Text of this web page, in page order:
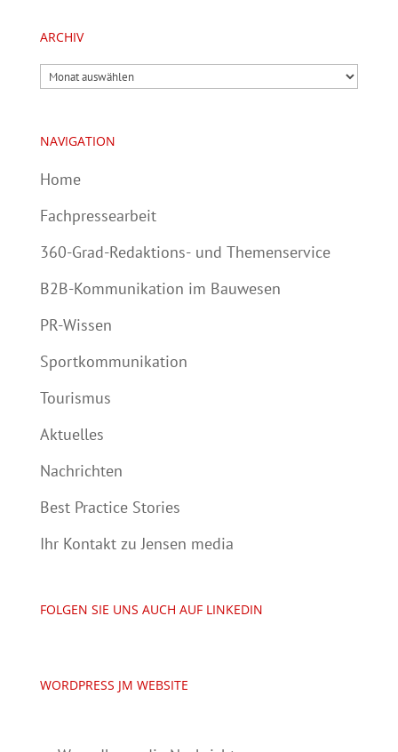
ARCHIV
Archiv
NAVIGATION
Home
Fachpressearbeit
360-Grad-Redaktions- und Themenservice
B2B-Kommunikation im Bauwesen
PR-Wissen
Sportkommunikation
Tourismus
Aktuelles
Nachrichten
Best Practice Stories
Ihr Kontakt zu Jensen media
FOLGEN SIE UNS AUCH AUF LINKEDIN
WORDPRESS JM WEBSITE